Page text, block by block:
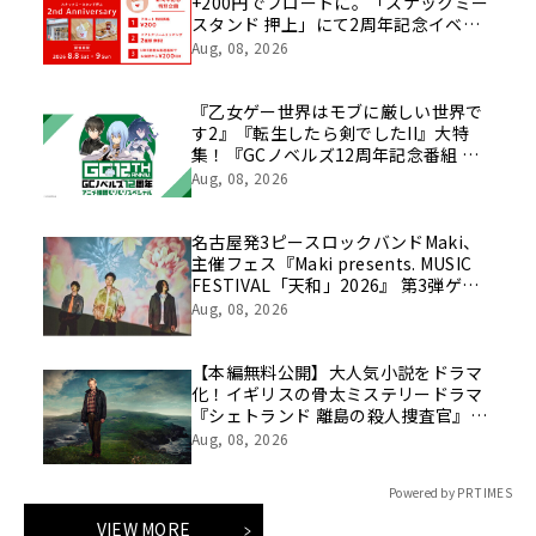
スタンド 押上」にて2周年記念イベン
トを開催【8/8(土)～8/9(日)】
Aug, 08, 2026
『乙女ゲー世界はモブに厳しい世界で
す2』『転生したら剣でしたII』大特
集！『GCノベルズ12周年記念番組 ア
ニメ情報モリモリSP』8月23日(日) 夜8
Aug, 08, 2026
名古屋発3ピースロックバンドMaki、
主催フェス『Maki presents. MUSIC
FESTIVAL「天和」2026』 第3弾ゲス
ト解禁！
Aug, 08, 2026
【本編無料公開】大人気小説をドラマ
化！イギリスの骨太ミステリードラマ
『シェトランド 離島の殺人捜査官』
を、第2話まで8/7（金）20:00～隔週1
Aug, 08, 2026
Powered by PR TIMES
VIEW MORE